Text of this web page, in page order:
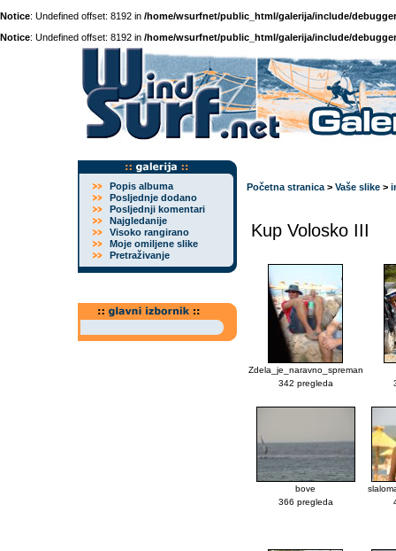
Notice: Undefined offset: 8192 in /home/wsurfnet/public_html/galerija/include/
Notice: Undefined offset: 8192 in /home/wsurfnet/public_html/galerija/include/
Popis albuma
Posljednje dodano
Posljednji komentari
Najgledanije
Visoko rangirano
Moje omiljene slike
Pretraživanje
Početna stranica> Vaše slike>
Kup Volosko III
Zdela_je_naravno_spreman
342 pregleda
bove
366 pregleda